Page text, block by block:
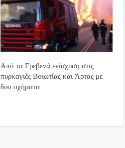
Από τα Γρεβενά ενίσχυση στις
πυρκαγιές Βοιωτίας και Άρτας με
δυο οχήματα